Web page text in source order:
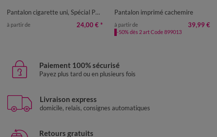
Pantalon cigarette uni, Spécial Petites
à partir de 24,00 € *
Pantalon imprimé cachemire
à partir de 39,99 €
-50% dès 2 art Code 899013
Paiement 100% sécurisé
Payez plus tard ou en plusieurs fois
Livraison express
domicile, relais, consignes automatiques
Retours gratuits